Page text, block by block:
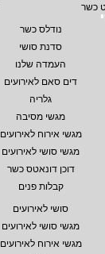
כשר
נודלס כשר
סדנת סושי
העמדה שלנו
דים סאם לאירועים
גלריה
מגשי מסיבה
מגשי אירוח לאירועים
מגשי סושי לאירועים
דוכן דונאטס כשר
קבלות פנים
סושי לאירועים
מגשי סושי לאירועים
מגשי אירוח לאירועים